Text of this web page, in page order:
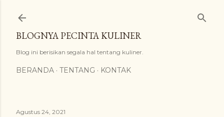
BLOGNYA PECINTA KULINER
Blog ini berisikan segala hal tentang kuliner.
BERANDA TENTANG KONTAK
Agustus 24, 2021